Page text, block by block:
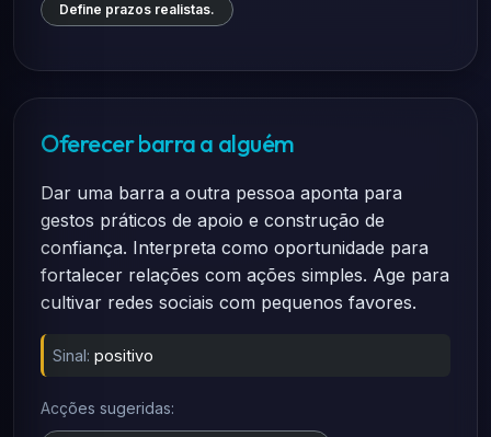
Define prazos realistas.
Oferecer barra a alguém
Dar uma barra a outra pessoa aponta para
gestos práticos de apoio e construção de
confiança. Interpreta como oportunidade para
fortalecer relações com ações simples. Age para
cultivar redes sociais com pequenos favores.
Sinal: positivo
Acções sugeridas: